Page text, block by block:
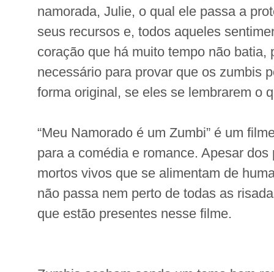
namorada, Julie, o qual ele passa a
seus recursos e, todos aqueles
coração que há muito tempo não batia,
necessário para provar que os zumbis
forma original, se eles se lembrarem o
“Meu Namorado é um Zumbi” é um
para a comédia e romance. Apesar
mortos vivos que se alimentam de
não passa nem perto de todas as
que estão presentes nesse filme.